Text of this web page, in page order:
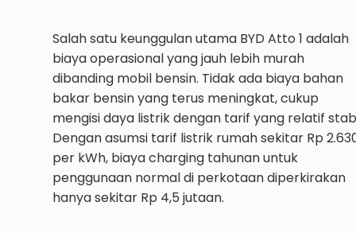
Salah satu keunggulan utama BYD Atto 1 adalah
biaya operasional yang jauh lebih murah
dibanding mobil bensin. Tidak ada biaya bahan
bakar bensin yang terus meningkat, cukup
mengisi daya listrik dengan tarif yang relatif
Dengan asumsi tarif listrik rumah sekitar Rp
per kWh, biaya charging tahunan untuk
penggunaan normal di perkotaan diperkirakan
hanya sekitar Rp 4,5 jutaan.